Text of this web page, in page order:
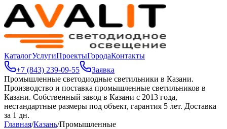
КаталогУслугиПроектыГородаКонтакты
+7 (843) 239-09-55
Заявка
Промышленные светодиодные светильники в Казани.
Производство и поставка промышленные светильников в
Казани. Собственный завод в Казани с 2013 года,
нестандартные размеры под объект, гарантия 5 лет. Доставка
за 1 дн.
Главная/Казань/Промышленные